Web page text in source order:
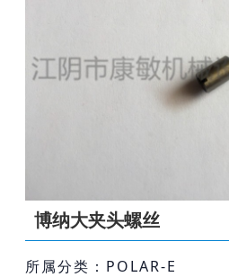
博纳大夹头螺丝
所属分类：POLAR-E